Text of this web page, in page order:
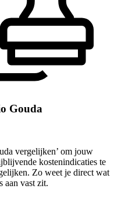
Gouda
vergelijken’ om jouw
kostenindicaties te
Zo weet je direct wat
aan vast zit.